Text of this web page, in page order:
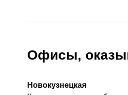
Офисы,
Новокузнецкая